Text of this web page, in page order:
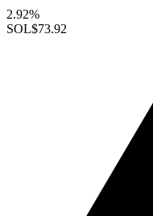
2.92%
SOL$73.92